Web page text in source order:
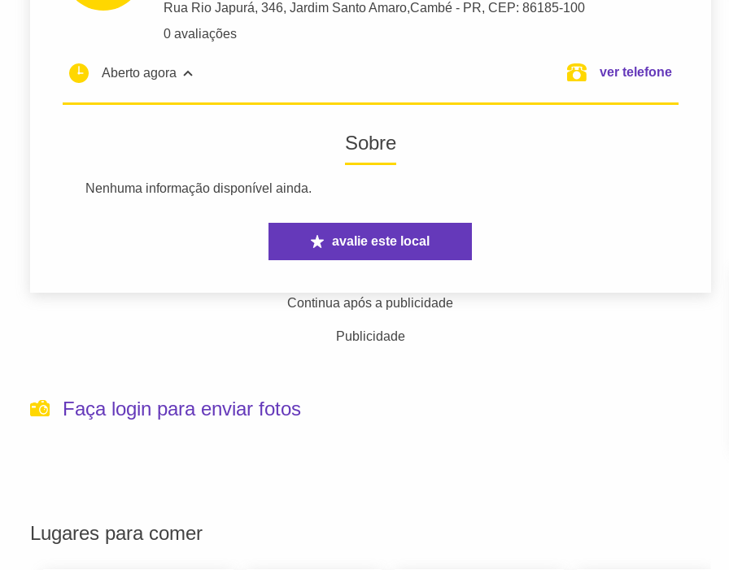
Rua Rio Japurá, 346, Jardim Santo Amaro,Cambé - PR, CEP: 86185-100
0 avaliações
Aberto agora ver telefone
Sobre
Nenhuma informação disponível ainda.
avalie este local
Continua após a publicidade
Publicidade
Faça login para enviar fotos
Lugares para comer